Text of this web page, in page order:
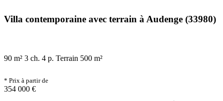
Villa contemporaine avec terrain à Audenge (33980)
90 m² 3 ch. 4 p. Terrain 500 m²
* Prix à partir de
354 000 €